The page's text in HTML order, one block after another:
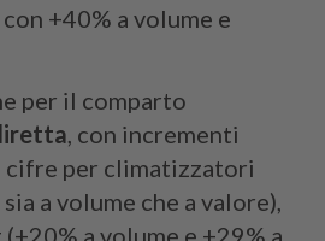
+40% a volume e
per il comparto
, con incrementi
cifre per climatizzatori
a volume che a valore),
a volume e +29% a